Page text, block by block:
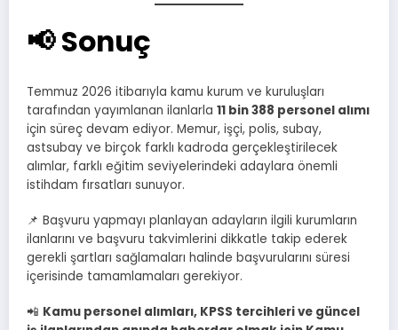
📢 Sonuç
Temmuz 2026 itibarıyla kamu kurum ve kuruluşları
tarafından yayımlanan ilanlarla 11 bin 388 personel alımı
için süreç devam ediyor. Memur, işçi, polis, subay,
astsubay ve birçok farklı kadroda gerçekleştirilecek
alımlar, farklı eğitim seviyelerindeki adaylara önemli
istihdam fırsatları sunuyor.
📌 Başvuru yapmayı planlayan adayların ilgili kurumların
ilanlarını ve başvuru takvimlerini dikkatle takip ederek
gerekli şartları sağlamaları halinde başvurularını süresi
içerisinde tamamlamaları gerekiyor.
📲 Kamu personel alımları, KPSS tercihleri ve güncel